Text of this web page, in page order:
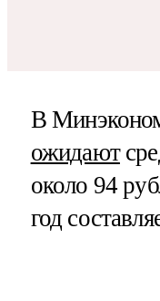
В
ожидают
около 94
год